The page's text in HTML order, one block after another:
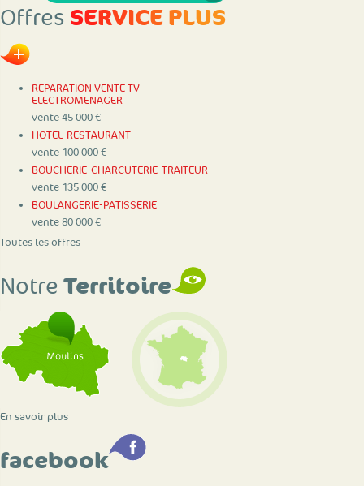
Offres SERVICEPLUS
REPARATION VENTE TV
ELECTROMENAGER
vente 45 000 €
HOTEL-RESTAURANT
vente 100 000 €
BOUCHERIE-CHARCUTERIE-TRAITEUR
vente 135 000 €
BOULANGERIE-PATISSERIE
vente 80 000 €
Toutes les offres
NotreTerritoire
En savoir plus
facebook